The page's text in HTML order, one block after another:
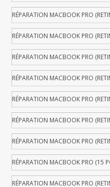
RÉPARATION MACBOOK PRO
RÉPARATION MACBOOK PRO
RÉPARATION MACBOOK PRO
RÉPARATION MACBOOK PRO
RÉPARATION MACBOOK PRO
RÉPARATION MACBOOK PRO
RÉPARATION MACBOOK PRO
RÉPARATION MACBOOK PRO (15
RÉPARATION MACBOOK PRO